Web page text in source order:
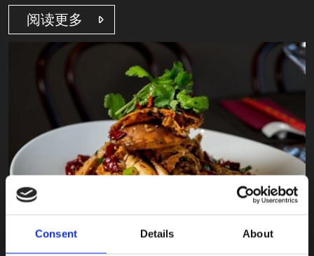
Consent Details About
阅读更多